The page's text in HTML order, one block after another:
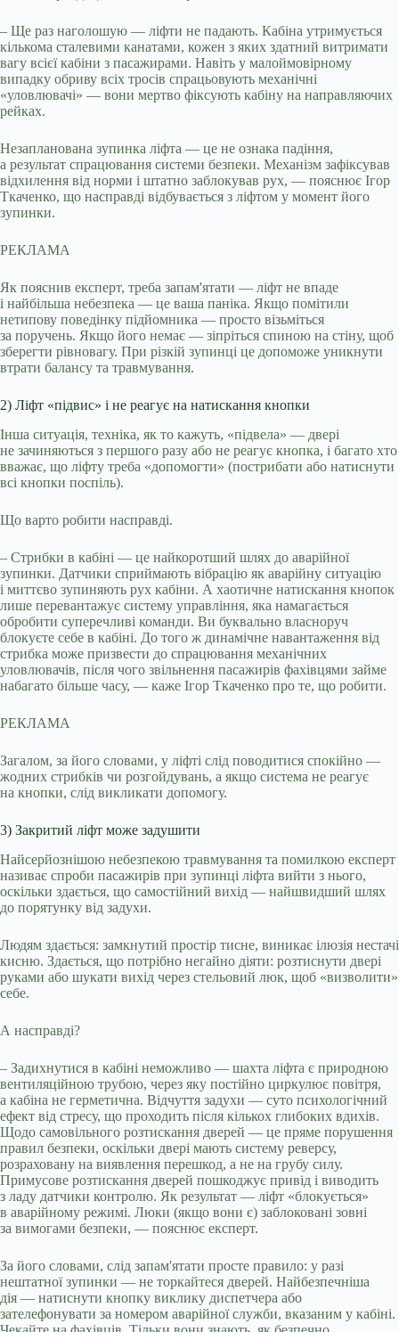
– Ще раз наголошую — ліфти не падають. Кабіна утримується
кількома сталевими канатами, кожен з яких здатний витримати
вагу всієї кабіни з пасажирами. Навіть у малоймовірному
випадку обриву всіх тросів спрацьовують механічні
«уловлювачі» — вони мертво фіксують кабіну на направляючих
рейках.
Незапланована зупинка ліфта — це не ознака падіння,
а результат спрацювання системи безпеки. Механізм зафіксував
відхилення від норми і штатно заблокував рух, — пояснює Ігор
Ткаченко, що насправді відбувається з ліфтом у момент його
зупинки.
РЕКЛАМА
Як пояснив експерт, треба запам'ятати — ліфт не впаде
і найбільша небезпека — це ваша паніка. Якщо помітили
нетипову поведінку підйомника — просто візьміться
за поручень. Якщо його немає — зіпріться спиною на стіну, щоб
зберегти рівновагу. При різкій зупинці це допоможе уникнути
втрати балансу та травмування.
2) Ліфт «підвис» і не реагує на натискання кнопки
Інша ситуація, техніка, як то кажуть, «підвела» — двері
не зачиняються з першого разу або не реагує кнопка, і багато хто
вважає, що ліфту треба «допомогти» (пострибати або натиснути
всі кнопки поспіль).
Що варто робити насправді.
– Стрибки в кабіні — це найкоротший шлях до аварійної
зупинки. Датчики сприймають вібрацію як аварійну ситуацію
і миттєво зупиняють рух кабіни. А хаотичне натискання кнопок
лише перевантажує систему управління, яка намагається
обробити суперечливі команди. Ви буквально власноруч
блокуєте себе в кабіні. До того ж динамічне навантаження від
стрибка може призвести до спрацювання механічних
уловлювачів, після чого звільнення пасажирів фахівцями займе
набагато більше часу, — каже Ігор Ткаченко про те, що робити.
РЕКЛАМА
Загалом, за його словами, у ліфті слід поводитися спокійно —
жодних стрибків чи розгойдувань, а якщо система не реагує
на кнопки, слід викликати допомогу.
3) Закритий ліфт може задушити
Найсерйознішою небезпекою травмування та помилкою експерт
називає спроби пасажирів при зупинці ліфта вийти з нього,
оскільки здається, що самостійний вихід — найшвидший шлях
до порятунку від задухи.
Людям здається: замкнутий простір тисне, виникає ілюзія нестачі
кисню. Здається, що потрібно негайно діяти: розтиснути двері
руками або шукати вихід через стельовий люк, щоб «визволити»
себе.
А насправді?
– Задихнутися в кабіні неможливо — шахта ліфта є природною
вентиляційною трубою, через яку постійно циркулює повітря,
а кабіна не герметична. Відчуття задухи — суто психологічний
ефект від стресу, що проходить після кількох глибоких вдихів.
Щодо самовільного розтискання дверей — це пряме порушення
правил безпеки, оскільки двері мають систему реверсу,
розраховану на виявлення перешкод, а не на грубу силу.
Примусове розтискання дверей пошкоджує привід і виводить
з ладу датчики контролю. Як результат — ліфт «блокується»
в аварійному режимі. Люки (якщо вони є) заблоковані зовні
за вимогами безпеки, — пояснює експерт.
За його словами, слід запам'ятати просте правило: у разі
нештатної зупинки — не торкайтеся дверей. Найбезпечніша
дія — натиснути кнопку виклику диспетчера або
зателефонувати за номером аварійної служби, вказаним у кабіні.